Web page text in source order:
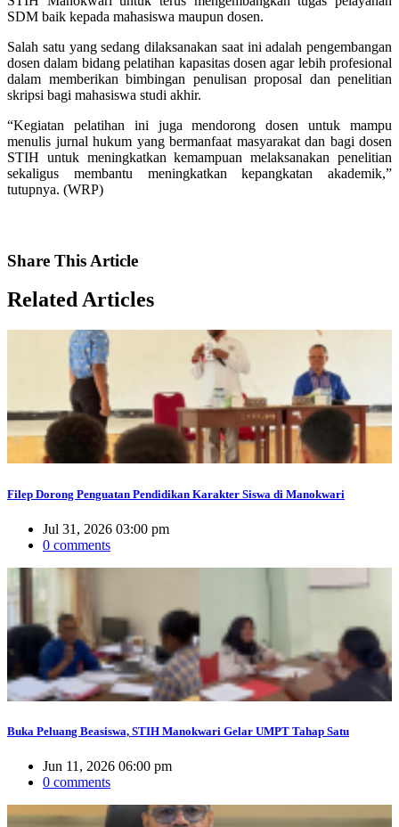
SDM baik kepada mahasiswa maupun dosen.
Salah satu yang sedang dilaksanakan saat ini adalah pengembangan
dosen dalam bidang pelatihan kapasitas dosen agar lebih profesional
dalam memberikan bimbingan penulisan proposal dan penelitian
skripsi bagi mahasiswa studi akhir.
“Kegiatan pelatihan ini juga mendorong dosen untuk mampu
menulis jurnal hukum yang bermanfaat masyarakat dan bagi dosen
STIH untuk meningkatkan kemampuan melaksanakan penelitian
sekaligus membantu meningkatkan kepangkatan akademik,”
tutupnya. (WRP)
Share This Article
RelatedArticles
Filep Dorong Penguatan Pendidikan Karakter Siswa di Manokwari
Jul 31, 2026 03:00 pm
0 comments
Buka Peluang Beasiswa, STIH Manokwari Gelar UMPT Tahap Satu
Jun 11, 2026 06:00 pm
0 comments